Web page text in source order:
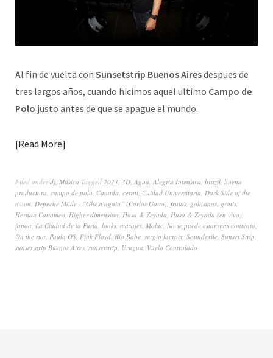
Al fin de vuelta con Sunsetstrip Buenos Airesdespues de
tres largos años, cuando hicimos aquel ultimo Campo de
Polo justo antes de que se apague el mundo.
Read More
Filed underdj, Música Tagged 2023, 3D, Agua, Alegria Intensiva, brazil, buena
productora, campo de polo, Canada, cerati, Cuidad Universitaria, Dark Side of the
moon, Depeche Mode - "Ghost again” (Carlos Gatto), frutas, golosinas, gratis,
Hernan Cattameo, Higher dimension, Husa & Zeyada, Husa & Zeyada (en vivo),
japon, La Ciudad de la Furia, looks, masajes, Molac, No se puede estar mas contento,
On the run, Paula OS, Pink Floyd, Rio Babe, sergio lacroix, Soundexile, Sunset Strip,
sunset strip Buenos Aires, sunsetstrip, Urugua, Vuelo Controlado